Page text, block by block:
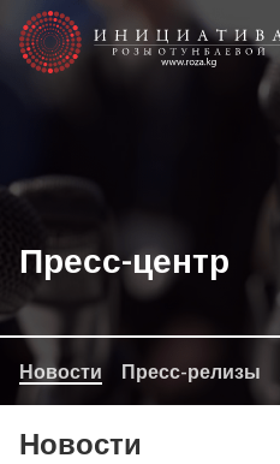
Пресс-центр
Новости Пресс-релизы
Новости